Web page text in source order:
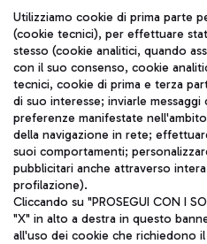
Fast Food
Treno
Raggiungi velocemente
tramite i servizi ferroviari
Seguici sui social
TRAVEL
Utilizziamo cookie di prima parte
(cookie tecnici), per effettuare
stesso (cookie analitici, quando
con il suo consenso, cookie
tecnici, cookie di prima e terza
di suo interesse; inviarle
preferenze manifestate
della navigazione in rete;
suoi comportamenti;
pubblicitari anche attraverso
profilazione).
Cliccando su "PROSEGUI CON I
"X" in alto a destra in questo
all'uso dei cookie che richiedono